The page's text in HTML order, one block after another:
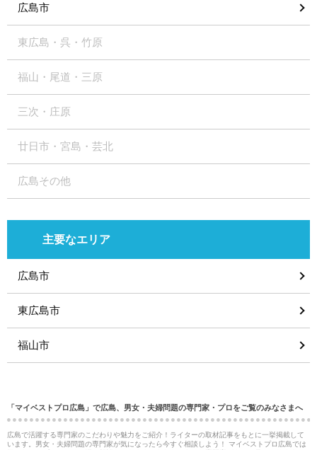
広島市
東広島・呉・竹原
福山・尾道・三原
三次・庄原
廿日市・宮島・芸北
広島その他
主要なエリア
広島市
東広島市
福山市
「マイベストプロ広島」で広島、男女・夫婦問題の専門家・プロをご覧のみなさまへ
広島で活躍する専門家のこだわりや魅力をご紹介！ライターの取材記事をもとに一挙掲載して
います。男女・夫婦問題の専門家が気になったら今すぐ相談しよう！ マイベストプロ広島では